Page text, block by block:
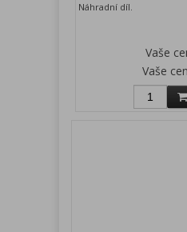
Náhradní díl.
Vaše
Vaše